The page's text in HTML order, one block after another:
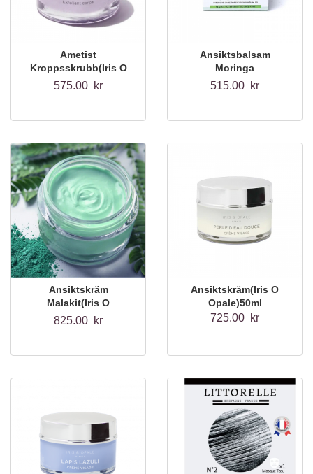
Ametist
Kroppsskrubb(Iris O
Opale)200ml
575.00 kr
Ansiktsbalsam
Moringa
Sheasmör(Eliah Sahil)
515.00 kr
Ansiktskräm
Malakit(Iris O
Opale)50ml
825.00 kr
Ansiktskräm(Iris O
Opale)50ml
725.00 kr